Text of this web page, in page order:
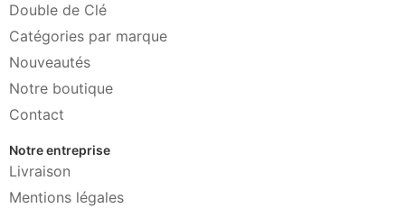
Double de Clé
Catégories par marque
Nouveautés
Notre boutique
Contact
Notre entreprise
Livraison
Mentions légales